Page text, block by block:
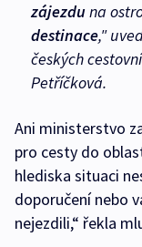
zájezduna
destinace,"
českých
Petříčková.
Ani ministerstvo
pro cesty do
hlediska situaci
doporučení nebo
nejezdili,“ řekla